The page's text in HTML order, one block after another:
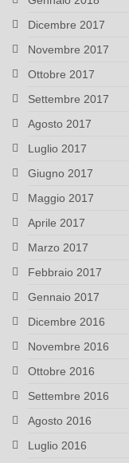
Dicembre 2017
Novembre 2017
Ottobre 2017
Settembre 2017
Agosto 2017
Luglio 2017
Giugno 2017
Maggio 2017
Aprile 2017
Marzo 2017
Febbraio 2017
Gennaio 2017
Dicembre 2016
Novembre 2016
Ottobre 2016
Settembre 2016
Agosto 2016
Luglio 2016